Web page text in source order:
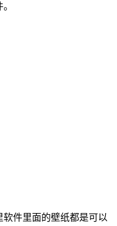
件里面的壁纸都是可以